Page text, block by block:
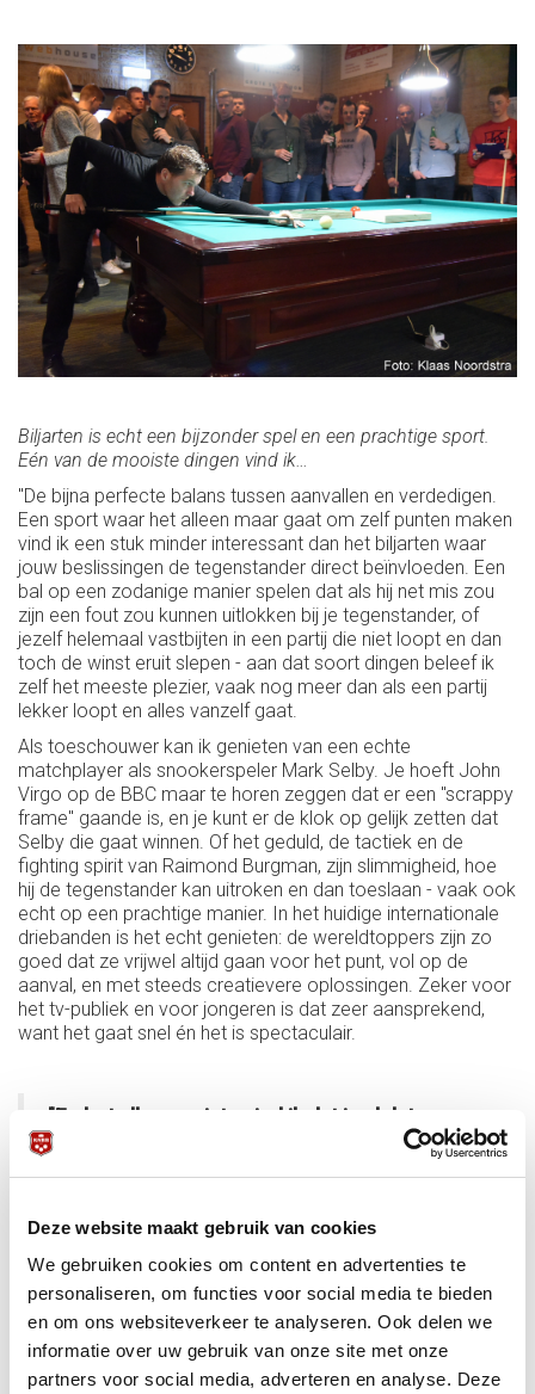
Deze website maakt gebruik van cookies
We gebruiken cookies om content en advertenties te
personaliseren, om functies voor social media te bieden
en om ons websiteverkeer te analyseren. Ook delen we
informatie over uw gebruik van onze site met onze
partners voor social media, adverteren en analyse. Deze
Biljarten is echt een bijzonder spel en een prachtige sport.
Eén van de mooiste dingen vind ik…
"De bijna perfecte balans tussen aanvallen en verdedigen.
Een sport waar het alleen maar gaat om zelf punten maken
vind ik een stuk minder interessant dan het biljarten waar
jouw beslissingen de tegenstander direct beïnvloeden. Een
bal op een zodanige manier spelen dat als hij net mis zou
zijn een fout zou kunnen uitlokken bij je tegenstander, of
jezelf helemaal vastbijten in een partij die niet loopt en dan
toch de winst eruit slepen - aan dat soort dingen beleef ik
zelf het meeste plezier, vaak nog meer dan als een partij
lekker loopt en alles vanzelf gaat.
Als toeschouwer kan ik genieten van een echte
matchplayer als snookerspeler Mark Selby. Je hoeft John
Virgo op de BBC maar te horen zeggen dat er een "scrappy
frame" gaande is, en je kunt er de klok op gelijk zetten dat
Selby die gaat winnen. Of het geduld, de tactiek en de
fighting spirit van Raimond Burgman, zijn slimmigheid, hoe
hij de tegenstander kan uitroken en dan toeslaan - vaak ook
echt op een prachtige manier. In het huidige internationale
driebanden is het echt genieten: de wereldtoppers zijn zo
goed dat ze vrijwel altijd gaan voor het punt, vol op de
aanval, en met steeds creatievere oplossingen. Zeker voor
het tv-publiek en voor jongeren is dat zeer aansprekend,
want het gaat snel én het is spectaculair.
"En het allermooiste vind ik dat in al dat
internationale geweld Dick Jaspers na al die
jaren nog steeds fier bovenaan staat bij de
mensen én ambassadeurs - daar mogen we als
Nederland héél trots op zijn."
En het allermooiste vind ik dat in al dat internationale
geweld Dick Jaspers na al die jaren nog steeds fier